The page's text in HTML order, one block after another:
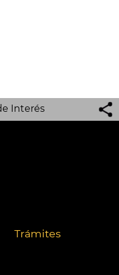
Interés
Trámites